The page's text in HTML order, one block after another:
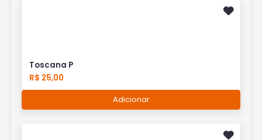
Toscana P
R$ 25,00
Adicionar